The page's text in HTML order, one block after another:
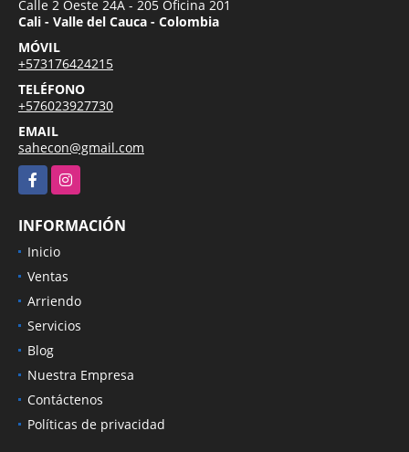
Calle 2 Oeste 24A - 205 Oficina 201
Cali - Valle del Cauca - Colombia
MÓVIL
+573176424215
TELÉFONO
+576023927730
EMAIL
sahecon@gmail.com
FacebookInstagram
INFORMACIÓN
Inicio
Ventas
Arriendo
Servicios
Blog
Nuestra Empresa
Contáctenos
Políticas de privacidad